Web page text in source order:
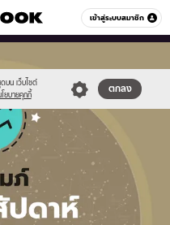
เข้าสู่ระบบสมาชิก
หมวดอื่นๆ
ดบน เว็บไซต์
โยบายคุกกี้
ตกลง